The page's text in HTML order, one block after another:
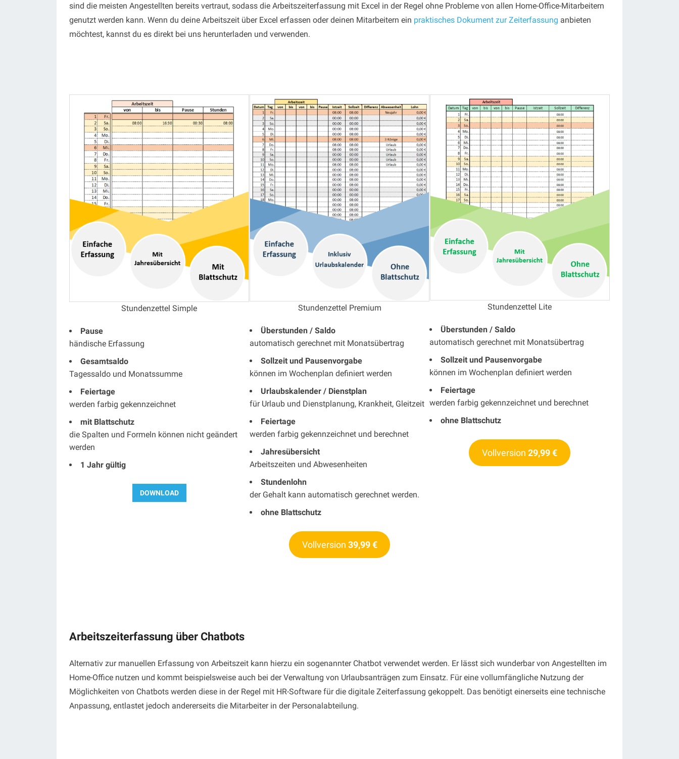
sind die meisten Angestellten bereits vertraut, sodass die Arbeitszeiterfassung mit Excel in der Regel ohne Probleme von allen Home-Office-Mitarbeitern
genutzt werden kann. Wenn du deine Arbeitszeit über Excel erfassen oder deinen Mitarbeitern ein praktisches Dokument zur Zeiterfassung anbieten
möchtest, kannst du es direkt bei uns herunterladen und verwenden.
Stundenzettel Simple
Pause
händische Erfassung
Gesamtsaldo
Tagessaldo und Monatssumme
Feiertage
werden farbig gekennzeichnet
mit Blattschutz
die Spalten und Formeln können nicht geändert
werden
1 Jahr gültig
Stundenzettel Premium
Überstunden / Saldo
automatisch gerechnet mit Monatsübertrag
Sollzeit und Pausenvorgabe
können im Wochenplan definiert werden
Urlaubskalender / Dienstplan
für Urlaub und Dienstplanung, Krankheit, Gleitzeit
Feiertage
werden farbig gekennzeichnet und berechnet
Jahresübersicht
Arbeitszeiten und Abwesenheiten
Stundenlohn
der Gehalt kann automatisch gerechnet werden.
ohne Blattschutz
Vollversion 39,99 €
Stundenzettel Lite
Überstunden / Saldo
automatisch gerechnet mit Monatsübertrag
Sollzeit und Pausenvorgabe
können im Wochenplan definiert werden
Feiertage
werden farbig gekennzeichnet und berechnet
ohne Blattschutz
Vollversion29,99 €
Arbeitszeiterfassung über Chatbots
Alternativ zur manuellen Erfassung von Arbeitszeit kann hierzu ein sogenannter Chatbot verwendet werden. Er lässt sich wunderbar von Angestellten im
Home-Office nutzen und kommt beispielsweise auch bei der Verwaltung von Urlaubsanträgen zum Einsatz. Für eine vollumfängliche Nutzung der
Möglichkeiten von Chatbots werden diese in der Regel mit HR-Software für die digitale Zeiterfassung gekoppelt. Das benötigt einerseits eine technische
Anpassung, entlastet jedoch andererseits die Mitarbeiter in der Personalabteilung.